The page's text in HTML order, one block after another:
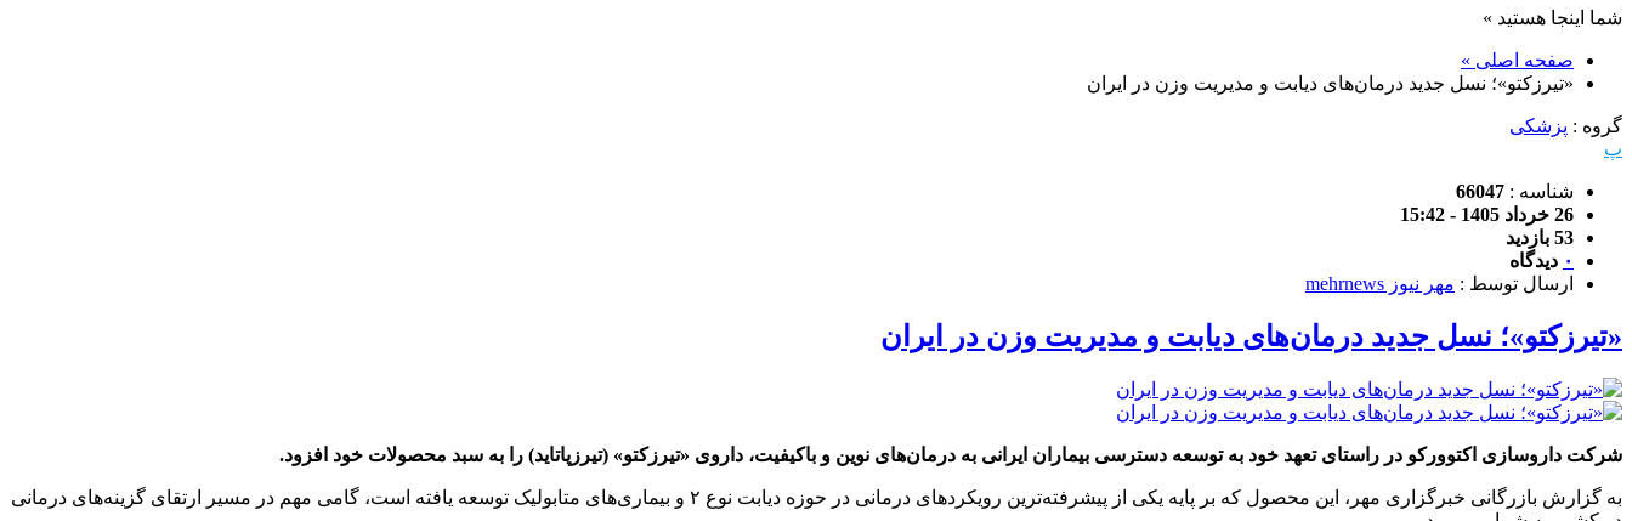
شما اینجا هستید »
صفحه اصلی »
«تیرزکتو»؛ نسل جدید درمان‌های دیابت و مدیریت وزن در ایران
گروه : پزشکی
پ
شناسه : 66047
26 خرداد 1405 - 15:42
53 بازدید
۰ دیدگاه
ارسال توسط : مهر نیوز mehrnews
«تیرزکتو»؛ نسل جدید درمان‌های دیابت و مدیریت وزن در ایران
شرکت داروسازی اکتوورکو در راستای تعهد خود به توسعه دسترسی بیماران ایرانی به درمان‌های نوین و باکیفیت، داروی «تیرزکتو» (تیرزپاتاید) را به سبد محصولات خود افزود.
به گزارش بازرگانی خبرگزاری مهر ،
این محصول که بر پایه یکی از پیشرفته‌ترین رویکردهای درمانی در حوزه دیابت نوع ۲ و بیماری‌های متابولیک توسعه یافته است، گامی مهم در مسیر ارتقای گزینه‌های درمانی